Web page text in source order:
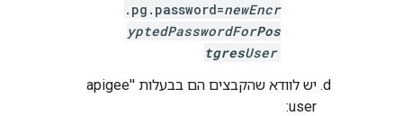
.pg.password=newEncr
yptedPasswordForPos
tgresUser
יש לוודא שהקבצים הם בבעלות 'apigee'
user: